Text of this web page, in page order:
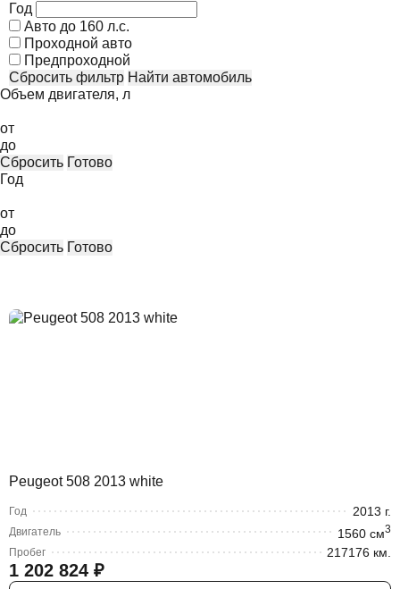
Год
Авто до 160 л.с.
Проходной авто
Предпроходной
Сбросить фильтр
Найти автомобиль
Объем двигателя, л
от
до
Сбросить Готово
Год
от
до
Сбросить Готово
Peugeot 508 2013 white
Год 2013 г.
Двигатель 1560 cм3
Пробег 217176 км.
1 202 824 ₽